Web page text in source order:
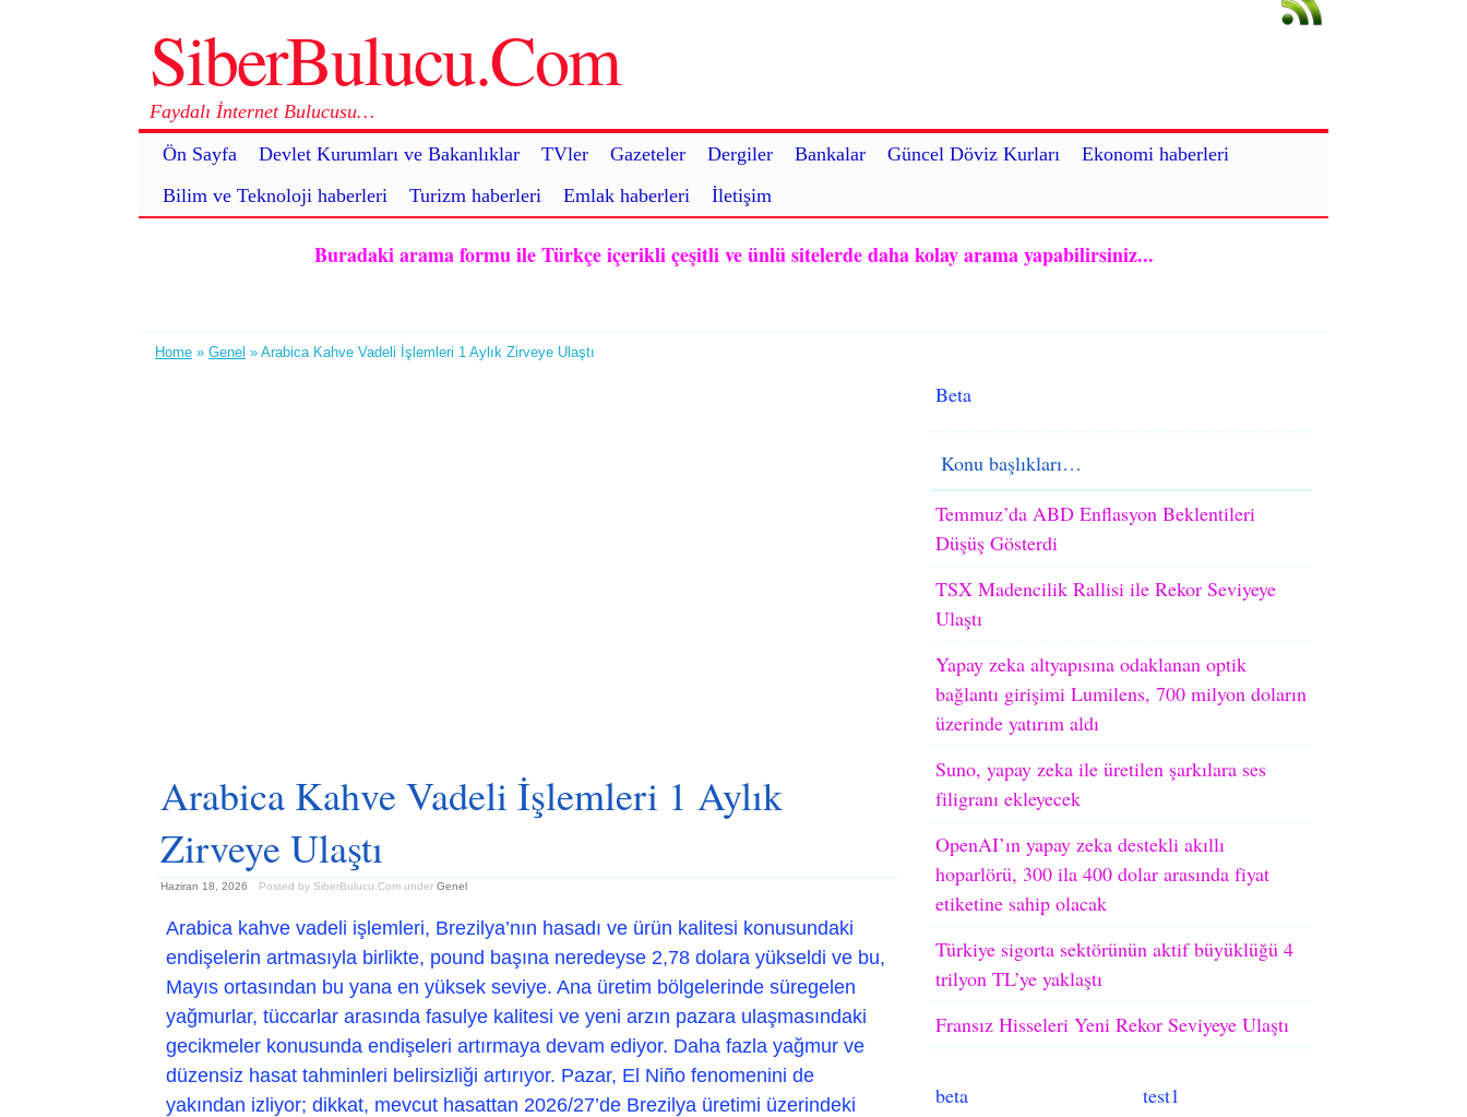
SiberBulucu.Com
Faydalı İnternet Bulucusu…
Ön Sayfa
Devlet Kurumları ve Bakanlıklar TVler Gazeteler Dergiler Bankalar Güncel Döviz Kurları
Ekonomi haberleri
Bilim ve Teknoloji haberleri
Turizm haberleri Emlak haberleri İletişim
Buradaki arama formu ile Türkçe içerikli çeşitli ve ünlü sitelerde daha kolay arama yapabilirsiniz...
Home » Genel » Arabica Kahve Vadeli İşlemleri 1 Aylık Zirveye Ulaştı
Arabica Kahve Vadeli İşlemleri 1 Aylık
Zirveye Ulaştı
Haziran 18, 2026 Posted by SiberBulucu.Com under Genel
Arabica kahve vadeli işlemleri, Brezilya’nın hasadı ve ürün kalitesi konusundaki
endişelerin artmasıyla birlikte, pound başına neredeyse 2,78 dolara yükseldi ve bu,
Mayıs ortasından bu yana en yüksek seviye. Ana üretim bölgelerinde süregelen
yağmurlar, tüccarlar arasında fasulye kalitesi ve yeni arzın pazara ulaşmasındaki
gecikmeler konusunda endişeleri artırmaya devam ediyor. Daha fazla yağmur ve
düzensiz hasat tahminleri belirsizliği artırıyor. Pazar, El Niño fenomenini de
yakından izliyor; dikkat, mevcut hasattan 2026/27’de Brezilya üretimi üzerindeki
Beta
Konu başlıkları…
Temmuz’da ABD Enflasyon Beklentileri
Düşüş Gösterdi
TSX Madencilik Rallisi ile Rekor Seviyeye
Ulaştı
Yapay zeka altyapısına odaklanan optik
bağlantı girişimi Lumilens, 700 milyon doların
üzerinde yatırım aldı
Suno, yapay zeka ile üretilen şarkılara ses
filigranı ekleyecek
OpenAI’ın yapay zeka destekli akıllı
hoparlörü, 300 ila 400 dolar arasında fiyat
etiketine sahip olacak
Türkiye sigorta sektörünün aktif büyüklüğü 4
trilyon TL’ye yaklaştı
Fransız Hisseleri Yeni Rekor Seviyeye Ulaştı
beta test1